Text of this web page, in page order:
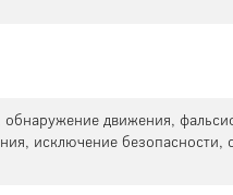
обнаружение движения,
исключение безопасности,